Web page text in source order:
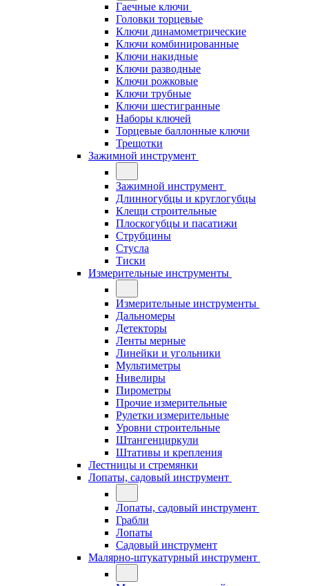
Гаечные ключи
Головки торцевые
Ключи динамометрические
Ключи комбинированные
Ключи накидные
Ключи разводные
Ключи рожковые
Ключи трубные
Ключи шестигранные
Наборы ключей
Торцевые баллонные ключи
Трещотки
Зажимной инструмент
Зажимной инструмент
Длинногубцы и круглогубцы
Клещи строительные
Плоскогубцы и пасатижи
Струбцины
Стусла
Тиски
Измерительные инструменты
Измерительные инструменты
Дальномеры
Детекторы
Ленты мерные
Линейки и угольники
Мультиметры
Нивелиры
Пирометры
Прочие измерительные
Рулетки измерительные
Уровни строительные
Штангенциркули
Штативы и крепления
Лестницы и стремянки
Лопаты, садовый инструмент
Лопаты, садовый инструмент
Грабли
Лопаты
Садовый инструмент
Малярно-штукатурный инструмент